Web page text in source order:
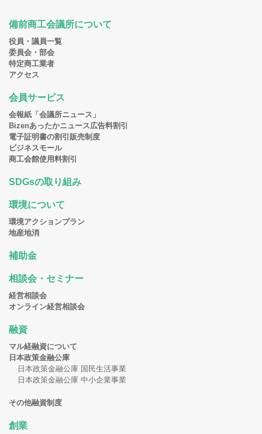
備前商工会議所について
役員・議員一覧
委員会・部会
特定商工業者
アクセス
会員サービス
会報紙「会議所ニュース」
Bizenあったかニュース広告料割引
電子証明書の割引販売制度
ビジネスモール
商工会館使用料割引
SDGsの取り組み
環境について
環境アクションプラン
地産地消
補助金
相談会・セミナー
経営相談会
オンライン経営相談会
融資
マル経融資について
日本政策金融公庫
日本政策金融公庫 国民生活事業
日本政策金融公庫 中小企業事業
その他融資制度
創業